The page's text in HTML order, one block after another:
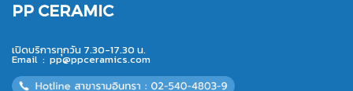
PP CERAMIC
เปิดบริการทุกวัน 7.30-17.30 น.
Email : pp@ppceramics.com